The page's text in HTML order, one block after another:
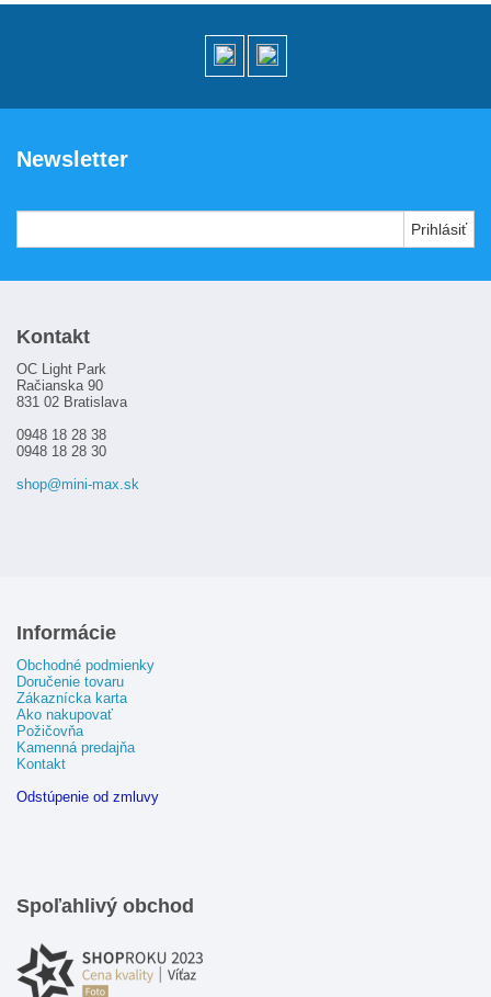
Newsletter
Kontakt
OC Light Park
Račianska 90
831 02 Bratislava
0948 18 28 38
0948 18 28 30
shop@mini-max.sk
Informácie
Obchodné podmienky
Doručenie tovaru
Zákaznícka karta
Ako nakupovať
Požičovňa
Kamenná predajňa
Kontakt
Odstúpenie od zmluvy
Spoľahlivý obchod